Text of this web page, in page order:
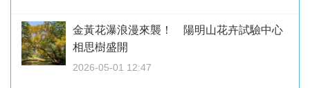
金黃花瀑浪漫來襲！ 陽明山花卉試驗中心
相思樹盛開
2026-05-01 12:47